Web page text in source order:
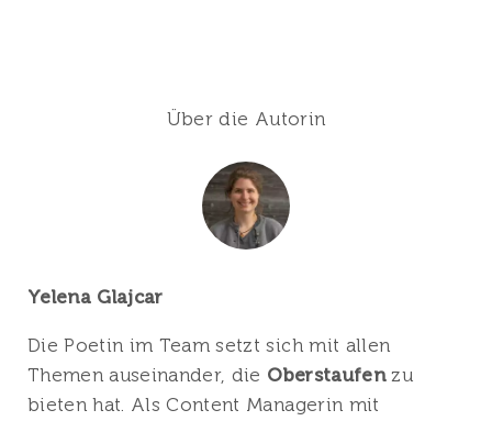
Über die Autorin
Yelena Glajcar
Die Poetin im Team setzt sich mit allen
Themen auseinander, die Oberstaufenzu
bieten hat. Als Content Managerin mit